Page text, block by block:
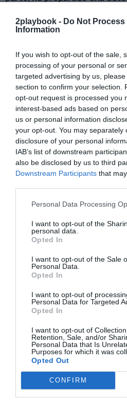
2playbook - Do Not Process
Information
If you wish to opt-out of the sale,
processing of your personal or
targeted advertising by us,
section to confirm your selection.
opt-out request is processed you
interest-based ads based on
us or personal information
your opt-out. You may separately
disclosure of your personal
IAB’s list of downstream
also be disclosed by us to third
Downstream Participants that
Personal Data Processing
I want to opt-out of the
personal data.
Opted In
I want to opt-out of the Sale
Personal Data.
Opted In
I want to opt-out of
Personal Data for Targeted
Opted In
I want to opt-out of
Retention, Sale, and/or
Personal Data that Is
Purposes for which it was
Opted Out
CONFIRM
Índex
JD Sports
puntos de venta y esta misma
primero,unaflagship
de 850
Valencia en los centros
Epicentre, Nuevo Centro y
Colón, principal arteria
Todas estas operaciones
ofensiva internacional del
lanzado una ampliación de
captar 464,2 millones de
euros) para dar gas a la
y la apertura de tiendas.
El retailer deportivo cerró
ejercicio fiscalcon una
de libras (2.838 millones de
La compañía
con un resultado neto de 27
comparación con los 98
año anterior.
de forma gratuita
Mantente informado con las